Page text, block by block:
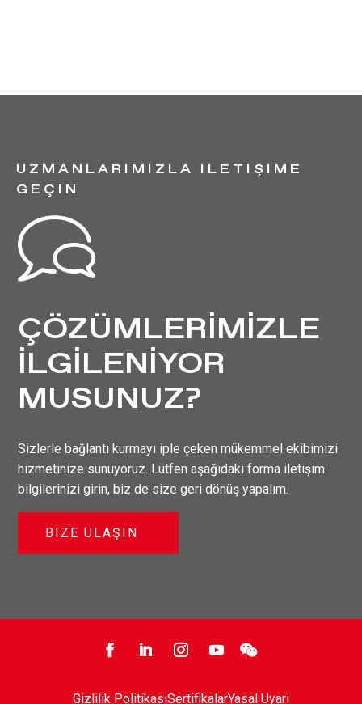
UZMANLARIMIZLA ILETIŞIME
GEÇIN
ÇÖZÜMLERİMİZLE
İLGİLENİYOR
MUSUNUZ?
Sizlerle bağlantı kurmayı iple çeken mükemmel ekibimizi
hizmetinize sunuyoruz. Lütfen aşağıdaki forma iletişim
bilgilerinizi girin, biz de size geri dönüş yapalım.
BIZE ULAŞIN

Gizlilik PolitikasıSertifikalarYasal Uyari